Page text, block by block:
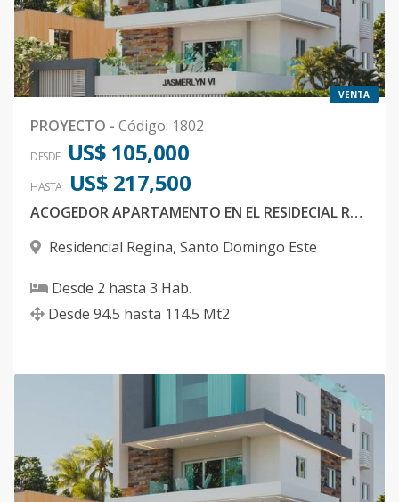
VENTA
PROYECTO - Código: 1802
DESDE US$ 105,000
HASTA US$ 217,500
ACOGEDOR APARTAMENTO EN EL RESIDECIAL REGINA SANTO DOMINGO ESTE
Residencial Regina, Santo Domingo Este
Desde 2 hasta 3 Hab.
Desde 94.5 hasta 114.5 Mt2